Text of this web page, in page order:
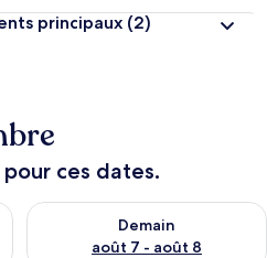
principaux (2)
ces dates.
soir août 6 - août 7
Demain
août 7 - août 8
Vérifier la disponibilité pour